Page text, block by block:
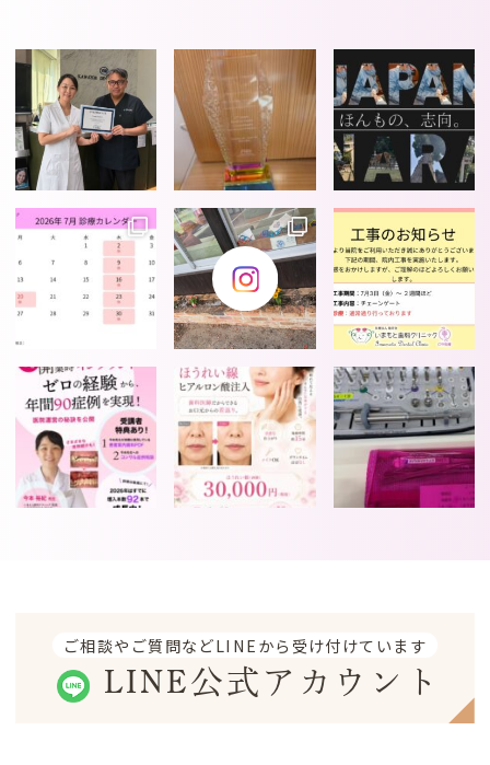
ご相談やご質問などLINEから受け付けています
LINE公式アカウント